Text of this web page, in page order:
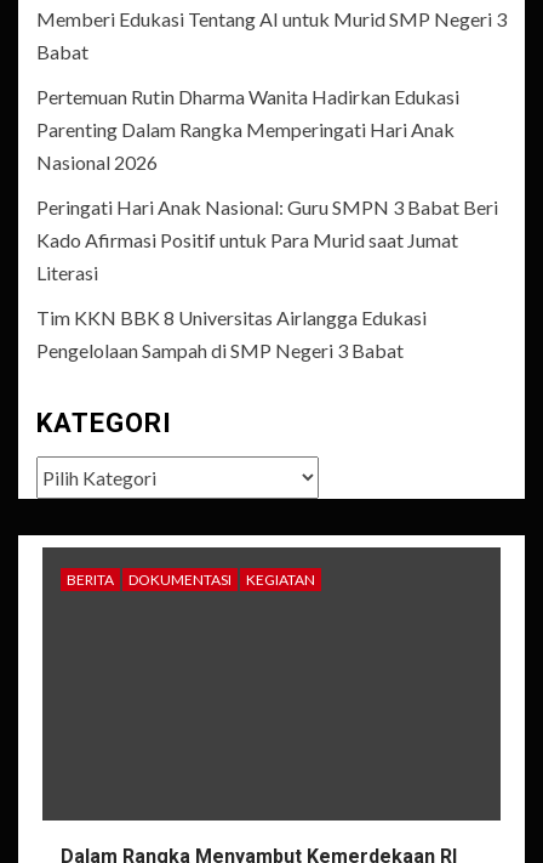
Memberi Edukasi Tentang AI untuk Murid SMP Negeri 3
Babat
Pertemuan Rutin Dharma Wanita Hadirkan Edukasi
Parenting Dalam Rangka Memperingati Hari Anak
Nasional 2026
Peringati Hari Anak Nasional: Guru SMPN 3 Babat Beri
Kado Afirmasi Positif untuk Para Murid saat Jumat
Literasi
Tim KKN BBK 8 Universitas Airlangga Edukasi
Pengelolaan Sampah di SMP Negeri 3 Babat
KATEGORI
Kategori
BERITA DOKUMENTASI KEGIATAN
Dalam Rangka Menyambut Kemerdekaan RI